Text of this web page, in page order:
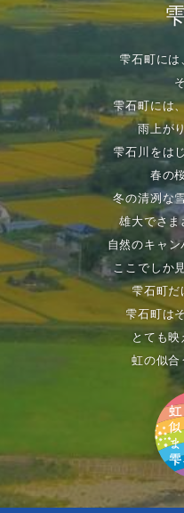
雫石町には
雫石町には
雨上が
雫石川をは
春の
冬の清冽な
雄大でさ
自然のキャ
ここでしか
雫石町だ
雫石町は
とても映
虹の似